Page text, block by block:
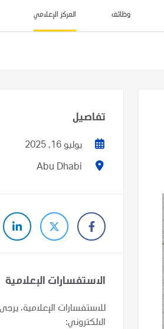
وظائف المركز الإعلامي
تفاصيل
يوليو 16, 2025
Abu Dhabi
الاستفسارات الإعلامية
للاستفسارات الإعلامية،
الالكتروني: